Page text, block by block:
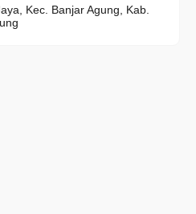
Kec. Banjar Agung, Kab.